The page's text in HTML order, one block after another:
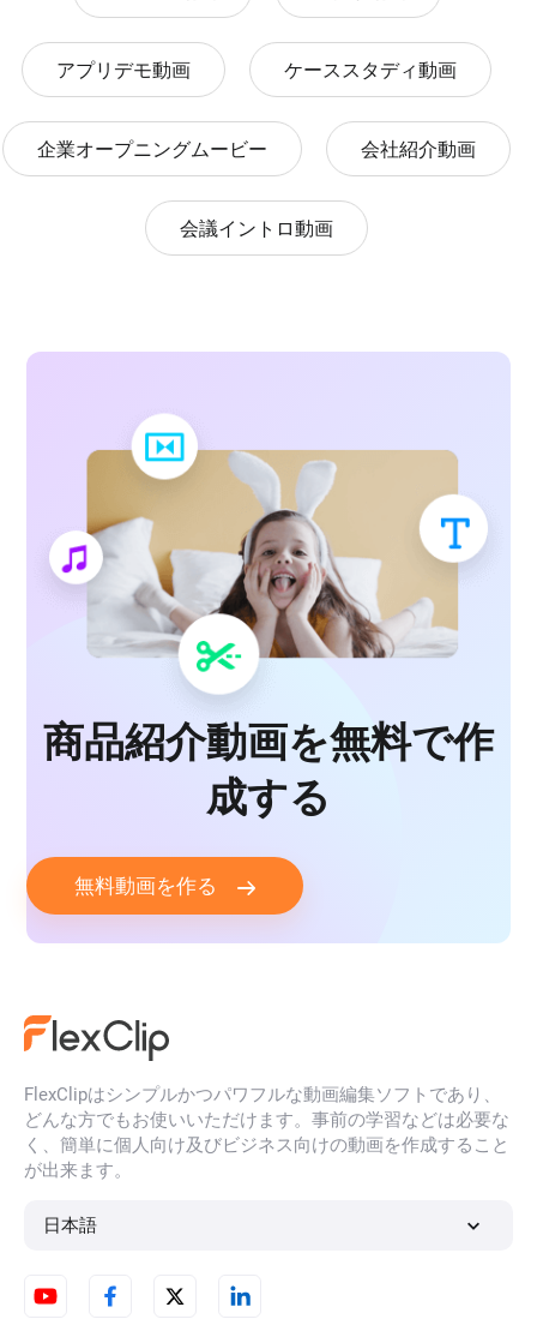
アプリデモ動画 ケーススタディ動画
企業オープニングムービー 会社紹介動画
会議イントロ動画
商品紹介動画を無料で作
成する
無料動画を作る
FlexClipはシンプルかつパワフルな動画編集ソフトであり、
どんな方でもお使いいただけます。事前の学習などは必要な
く、簡単に個人向け及びビジネス向けの動画を作成すること
が出来ます。
日本語